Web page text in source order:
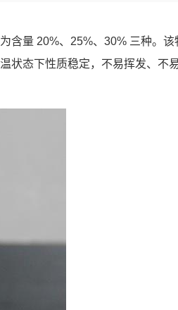
含量 20%、25%、30% 三种。该
状态下性质稳定，不易挥发、不